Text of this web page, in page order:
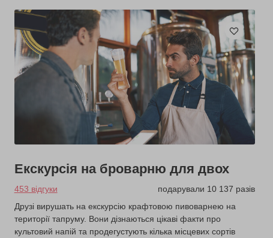
Екскурсія на броварню для двох
453 відгуки
подарували 10 137 разів
Друзі вирушать на екскурсію крафтовою пивоварнею на
території тапруму. Вони дізнаються цікаві факти про
культовий напій та продегустують кілька місцевих сортів